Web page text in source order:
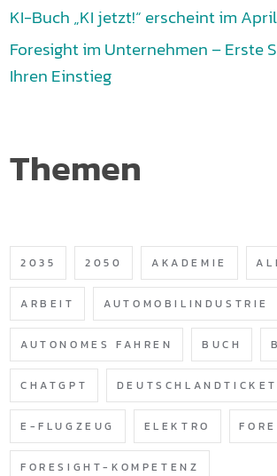
KI-Buch „KI jetzt!“ erscheint im April
Foresight im Unternehmen – Erste
Ihren Einstieg
Themen
2035 2050 AKADEMIE
ARBEIT AUTOMOBILINDUSTRIE
AUTONOMES FAHREN BUCH
CHATGPT DEUTSCHLANDTICKET
E-FLUGZEUG ELEKTRO
FORESIGHT-KOMPETENZ